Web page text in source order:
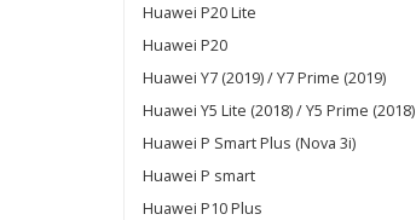
Huawei P20 Lite
Huawei P20
Huawei Y7 (2019) / Y7 Prime (2019)
Huawei Y5 Lite (2018) / Y5 Prime (2018)
Huawei P Smart Plus (Nova 3i)
Huawei P smart
Huawei P10 Plus